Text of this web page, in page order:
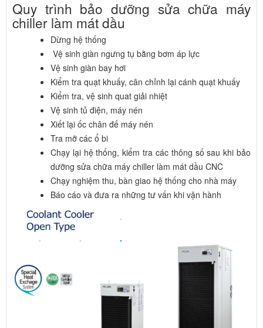
Quy trình bảo dưỡng sửa chữa máy
chiller làm mát dầu
Dừng hệ thống
Vệ sinh giàn ngưng tụ bằng bơm áp lực
Vệ sinh giàn bay hơi
Kiểm tra quạt khuấy, cân chỉnh lại cánh quạt khuấy
Kiểm tra, vệ sinh quat giải nhiệt
Vệ sinh tủ điện, máy nén
Xiết lại ốc chân đế máy nén
Tra mỡ các ổ bi
Chạy lại hệ thống, kiểm tra các thông số sau khi bảo
dưỡng sửa chữa máy chiller làm mát dầu CNC
Chạy nghiệm thu, bàn giao hệ thống cho nhà máy
Báo cáo và đưa ra những tư vấn khi vận hành